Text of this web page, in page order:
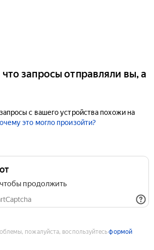
запросы отправляли вы, а
с вашего устройства похожи на
это могло произойти?
продолжить
пожалуйста, воспользуйтесьформой